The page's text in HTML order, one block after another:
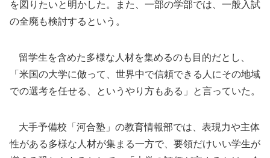
を図りたいと明かした。また、一部の学部では、一般入試
の全廃も検討するという。
留学生を含めた多様な人材を集めるのも目的だとし、
「米国の大学に倣って、世界中で信頼できる人にその地域
での選考を任せる、というやり方もある」と言っていた。
大手予備校「河合塾」の教育情報部では、表現力や主体
性がある多様な人材が集まる一方で、要領だけいい学生が